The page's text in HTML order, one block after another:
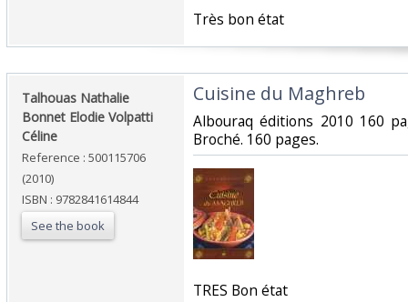
‎Très bon état‎
‎Talhouas Nathalie
Bonnet Elodie Volpatti
Céline‎
Reference : 500115706
(2010)
ISBN : 9782841614844
See the book
‎Cuisine du Maghreb‎
‎Albouraq éditions 2010 160
Broché. 160 pages.‎
‎TRES Bon état‎